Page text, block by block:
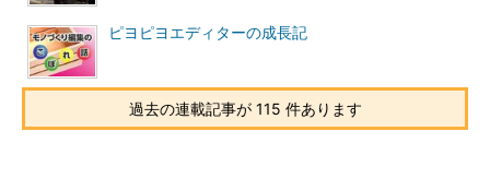
ピヨピヨエディターの成長記
過去の連載記事が 115 件あります